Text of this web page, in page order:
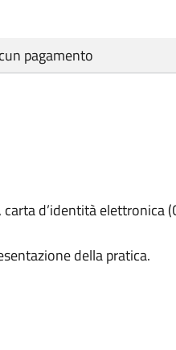
pagamento
d’identità elettronica
della pratica.